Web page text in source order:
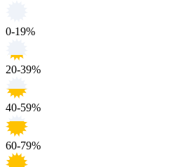
0-19%
20-39%
40-59%
60-79%